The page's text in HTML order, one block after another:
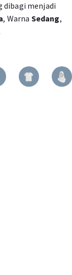
dibagi menjadi
, Warna Sedang,